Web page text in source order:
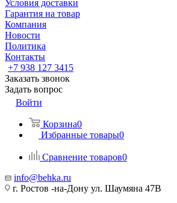
Условия доставки
Гарантия на товар
Компания
Новости
Политика
Контакты
+7 938 127 3415
Заказать звонок
Задать вопрос
Войти
Корзина0
Избранные товары0
Сравнение товаров0
info@behka.ru
г. Ростов -на-Дону ул. Шаумяна 47В